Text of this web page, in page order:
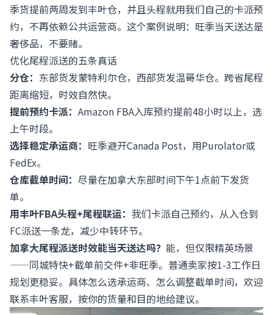
季货提前两周发到丰叶仓，并且头程就用我们自己的卡派预
约，不再依赖公共运营商。这个案例说明：旺季当天送达是
奢侈品，不要赌。
优化尾程派送的五条真话
分仓： 东部货发蒙特利尔仓，西部货发温哥华仓。跨省尾程
距离缩短，时效自然快。
提前预约卡派： Amazon FBA入库预约提前48小时以上，选
上午时段。
选择稳定承运商： 旺季避开Canada Post，用Purolator或
FedEx。
仓库截单时间： 尽量在加拿大东部时间下午1点前下发货
单。
用丰叶FBA头程+尾程联运： 我们卡派自己预约，从入仓到
FC派送一条龙，减少中转环节。
加拿大尾程派送时效能当天送达吗？ 能，但仅限精英场景
——同城特快+截单前交件+非旺季。普通卖家按1-3工作日
规划更稳妥。具体怎么选承运商、怎么调整截单时间，欢迎
联系丰叶客服，按你的货量和目的地给建议。